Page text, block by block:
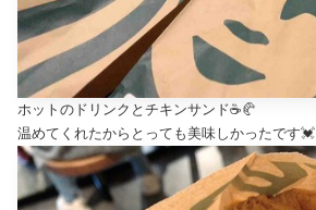
ホットのドリンクとチキンサンド☕️🥐
温めてくれたからとっても美味しかったです💓